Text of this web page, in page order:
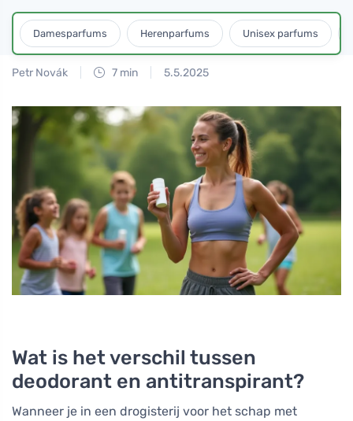
Damesparfums Herenparfums Unisex parfums
Petr Novák 7 min 5.5.2025
Wat is het verschil tussen
deodorant en antitranspirant?
Wanneer je in een drogisterij voor het schap met